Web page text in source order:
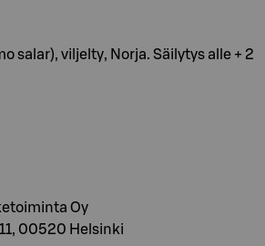
salar), viljelty, Norja. Säilytys alle + 2
Oy
00520 Helsinki